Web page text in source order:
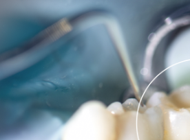
СОЗДАНИЕ ПРОЧНОЙ ОСНОВЫ ДЛЯ
ИМПЛАНТАТОВ